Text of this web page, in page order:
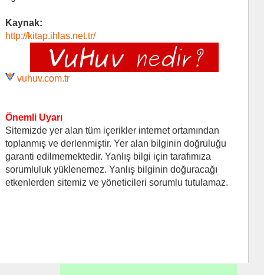
Kaynak:
http://kitap.ihlas.net.tr/
vuhuv.com.tr
Önemli Uyarı
Sitemizde yer alan tüm içerikler internet ortamından
toplanmış ve derlenmiştir. Yer alan bilginin doğruluğu
garanti edilmemektedir. Yanlış bilgi için tarafımıza
sorumluluk yüklenemez. Yanlış bilginin doğuracağı
etkenlerden sitemiz ve yöneticileri sorumlu tutulamaz.